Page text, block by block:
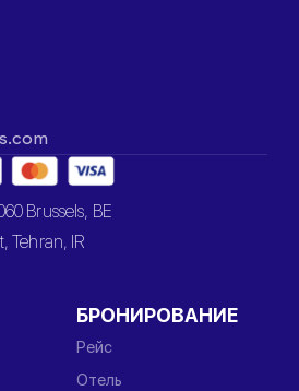
Brussels, BE
Tehran, IR
БРОНИРОВАНИЕ
Рейс
Отель